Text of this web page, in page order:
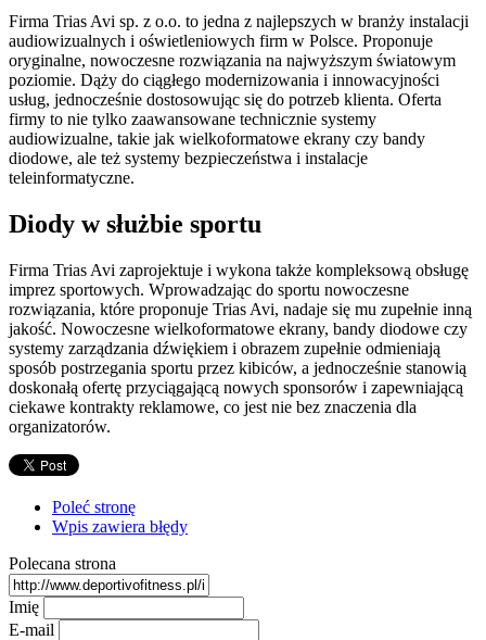
Firma Trias Avi sp. z o.o. to jedna z najlepszych w branży instalacji
audiowizualnych i oświetleniowych firm w Polsce. Proponuje
oryginalne, nowoczesne rozwiązania na najwyższym światowym
poziomie. Dąży do ciągłego modernizowania i innowacyjności
usług, jednocześnie dostosowując się do potrzeb klienta. Oferta
firmy to nie tylko zaawansowane technicznie systemy
audiowizualne, takie jak wielkoformatowe ekrany czy bandy
diodowe, ale też systemy bezpieczeństwa i instalacje
teleinformatyczne.
Diody w służbie sportu
Firma Trias Avi zaprojektuje i wykona także kompleksową obsługę
imprez sportowych. Wprowadzając do sportu nowoczesne
rozwiązania, które proponuje Trias Avi, nadaje się mu zupełnie inną
jakość. Nowoczesne wielkoformatowe ekrany, bandy diodowe czy
systemy zarządzania dźwiękiem i obrazem zupełnie odmieniają
sposób postrzegania sportu przez kibiców, a jednocześnie stanowią
doskonałą ofertę przyciągającą nowych sponsorów i zapewniającą
ciekawe kontrakty reklamowe, co jest nie bez znaczenia dla
organizatorów.
Poleć stronę
Wpis zawiera błędy
Polecana strona
Imię
E-mail